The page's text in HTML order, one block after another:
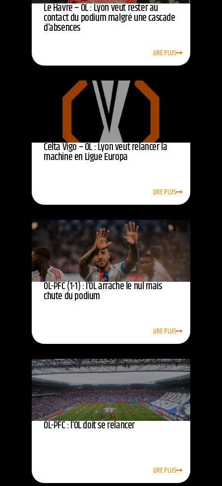
Le Havre – OL : Lyon veut rester au
contact du podium malgré une cascade
d’absences
LIRE PLUS
Celta Vigo – OL : Lyon veut relancer la
machine en Ligue Europa
LIRE PLUS
OL-PFC (1-1) : l’OL arrache le nul mais
chute du podium
LIRE PLUS
OL-PFC : l’OL doit se relancer
LIRE PLUS